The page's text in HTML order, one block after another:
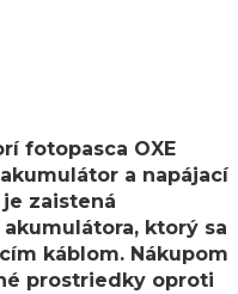
fotopasca OXE
a napájací
zaistená
ktorý sa
káblom. Nákupom
prostriedky oproti